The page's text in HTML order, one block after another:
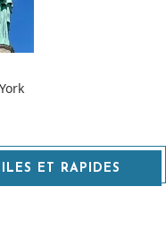
ET RAPIDES